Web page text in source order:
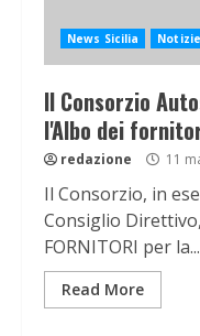
News Sicilia
Il Consorzio
l'Albo dei
redazione 11
Il Consorzio, in
Consiglio
FORNITORI per la...
Read More